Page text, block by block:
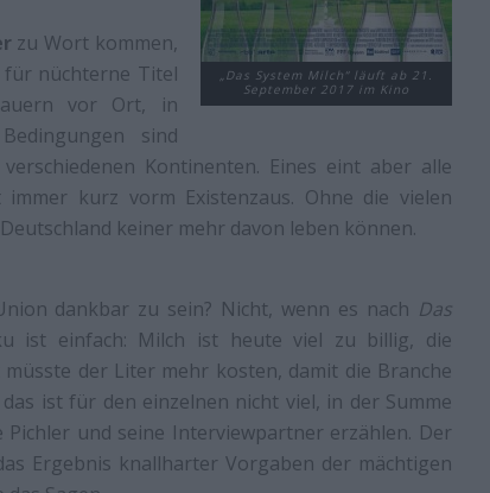
„Das System Milch“ läuft ab 21.
September 2017 im Kino
zu Wort kommen,
nüchterne Titel
vor Ort, in
sind
Kontinenten. Eines eint aber alle
kurz vorm Existenzaus. Ohne die vielen
keiner mehr davon leben können.
dankbar zu sein? Nicht, wenn es nach Das
ist einfach: Milch ist heute viel zu billig, die
der Liter mehr kosten, damit die Branche
ist für den einzelnen nicht viel, in der Summe
und seine Interviewpartner erzählen. Der
Ergebnis knallharter Vorgaben der mächtigen